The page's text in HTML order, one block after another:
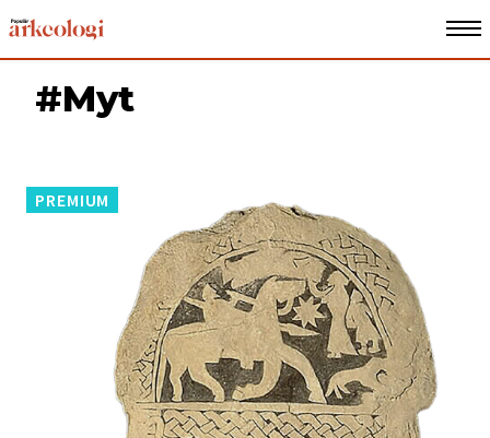
#Myt
PREMIUM